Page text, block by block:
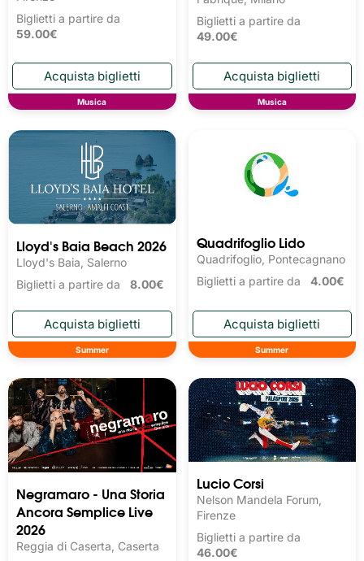
Biglietti a partire da
59.00€
Musica
Biglietti a partire da
49.00€
Musica
Lloyd's Baia Beach 2026
Lloyd's Baia, Salerno
Biglietti a partire da 8.00€
Summer
Quadrifoglio Lido
Quadrifoglio, Pontecagnano
Biglietti a partire da 4.00€
Summer
Negramaro - Una Storia
Ancora Semplice Live
2026
Reggia di Caserta, Caserta
Lucio Corsi
Nelson Mandela Forum,
Firenze
Biglietti a partire da
46.00€